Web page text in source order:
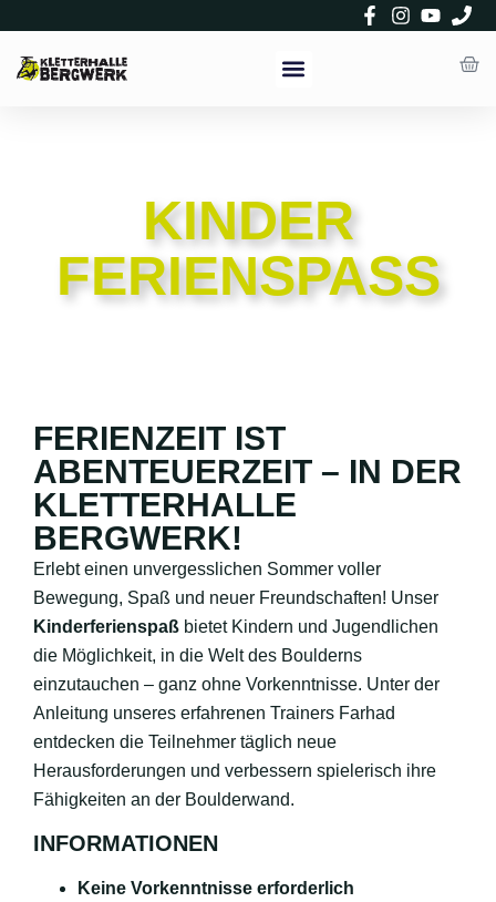
KINDER
FERIENSPASS
FERIENZEIT IST
ABENTEUERZEIT – IN DER
KLETTERHALLE
BERGWERK!
Erlebt einen unvergesslichen Sommer voller
Bewegung, Spaß und neuer Freundschaften! Unser
Kinderferienspaß bietet Kindern und Jugendlichen
die Möglichkeit, in die Welt des Boulderns
einzutauchen – ganz ohne Vorkenntnisse. Unter der
Anleitung unseres erfahrenen Trainers Farhad
entdecken die Teilnehmer täglich neue
Herausforderungen und verbessern spielerisch ihre
Fähigkeiten an der Boulderwand.
INFORMATIONEN
Keine Vorkenntnisse erforderlich